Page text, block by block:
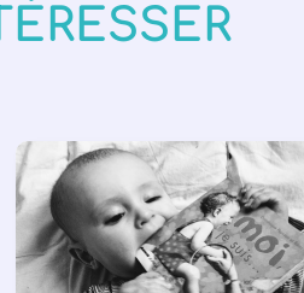
APPEL À SOUTIEN